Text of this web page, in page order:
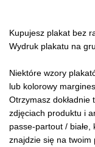
Kupujesz plakat bez
Wydruk plakatu na
Niektóre wzory
lub kolorowy
Otrzymasz dokładnie
zdjęciach produktu i
passe-partout /
znajdzie się na twoim